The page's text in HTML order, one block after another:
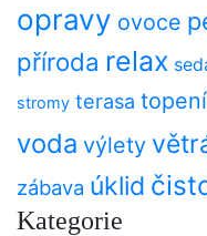
opravy ovoce
příroda relax
stromy terasa topení
voda výlety
zábava úklid
Kategorie